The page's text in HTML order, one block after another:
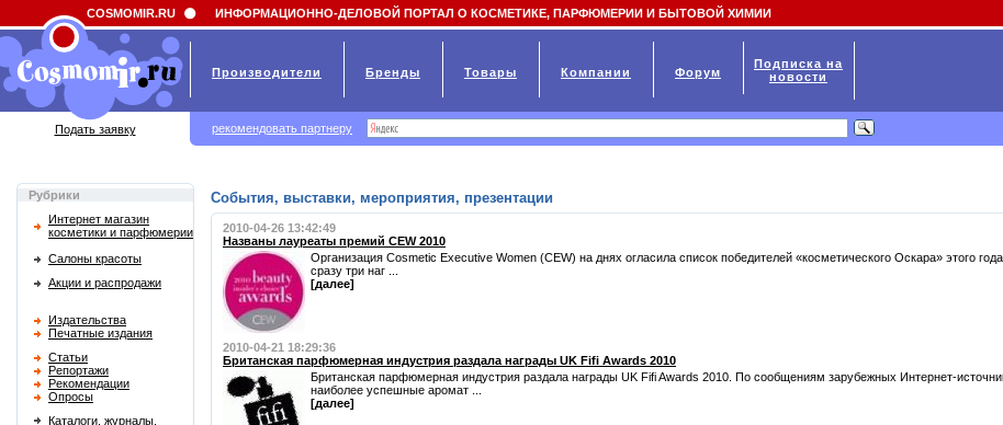
Field 'news_title' doesn't have a default value
Рубрики
Интернет магазин
косметики и парфюмерии
Салоны красоты
Акции и распродажи
Издательства
Печатные издания
Статьи
Репортажи
Рекомендации
Опросы
Каталоги, журналы,
События, выставки, мероприятия, презентации
2010-04-26 13:42:49
Названы лауреаты премий CEW 2010
Организация Cosmetic Executive Women (CEW) на днях огласила список победителей «косметического Оскара» этого
сразу три наг ...
[далее]
2010-04-21 18:29:36
Британская парфюмерная индустрия раздала награды UK Fifi Awards 2010
Британская парфюмерная индустрия раздала награды UK Fifi Awards 2010. По сообщениям зарубежных Интернет-
наиболее успешные аромат ...
[далее]
COSMOMIR.RU ИНФОРМАЦИОННО-ДЕЛОВОЙ ПОРТАЛ О КОСМЕТИКЕ, ПАРФЮМЕРИИ И БЫТОВОЙ ХИМИИ
Производители Бренды Товары Компании Форум
Подписка на
новости
Подать заявку рекомендовать партнеру